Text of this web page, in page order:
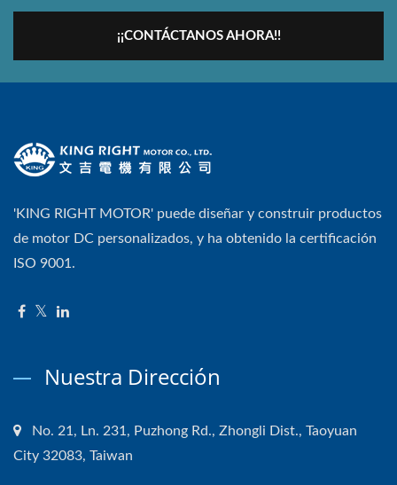
¡¡CONTÁCTANOS AHORA!!
'KING RIGHT MOTOR' puede diseñar y construir productos
de motor DC personalizados, y ha obtenido la certificación
ISO 9001.
Nuestra Dirección
No. 21, Ln. 231, Puzhong Rd., Zhongli Dist., Taoyuan
City 32083, Taiwan